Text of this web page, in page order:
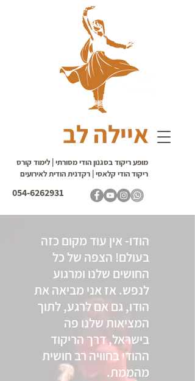
איילה לב
054-6262931
מופע ריקוד בסגנון הודי מסורתי | לימוד קורס
ריקוד הודי קלאסי | רקדנית הודית לאירועים
הודו- אין עוד מקום כזה
בעולם! הצפה של כל
החושים שלנו ומרגוע
לנפש. אז אני מביאה את
הודו, גם אם לרגע, לתוך
המציאות שלנו פה
בישראל, דרך הריקוד
ההודי בחוויה רב חושית
מהממת.